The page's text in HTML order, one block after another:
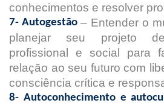
conhecimentos e resolver
7- Autogestão – Entender o
planejar seu projeto
profissional e social para
relação ao seu futuro com
consciência crítica e
8- Autoconhecimento e